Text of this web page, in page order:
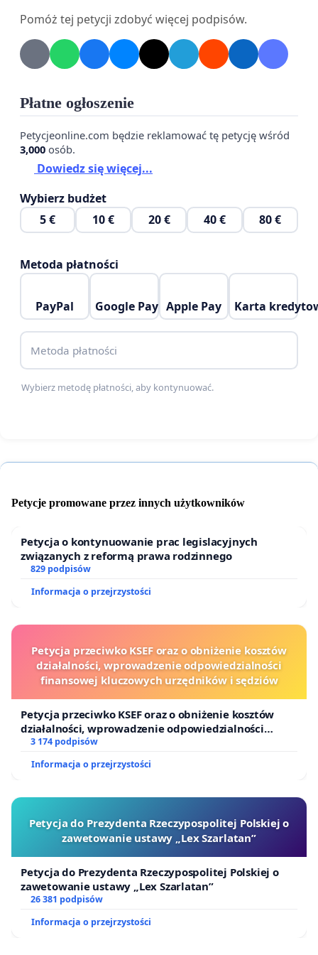
najemcy lokali użytkowych, przedstawiciele
wyrażamy stanowczy sprzeciw wobec planowanej
przebudowy kamienic przy ul. Józefa 9 i 11 oraz
Bożego Ciała 24 na luksusowy hotel.
- przymusową wyprowadzkę mieszkańców, w tym
osób żyjących tu od kilkudziesięciu lat,
- likwidację lokalnych biznesów współtworzących
niepowtarzalny klimat Kazimierza,
- dalszą komercjalizację i turystyfikację historycznej
dzielnicy kosztem jej społecznego i kulturowego
Dlaczego ta inwestycja budzi sprzeciw?
od urodzenia. Proponowane rekompensaty
wynajmu bądź zakupu mieszkania w Krakowie ani
Szczególnie osoby starsze znajdują się w trudnej
sytuacji.
Uważamy, że:
- wykwaterowanie powinno wiązać się z
odszkodowaniem na rzecz lokatorów,
- wykwaterowanie przed uzyskaniem wszystkich
decyzji administracyjnych budzi poważne
wątpliwości,
- interes społeczny mieszkańców powinien mieć
pierwszeństwo przed interesem komercyjnym
2. Ochrona lokalnej przedsiębiorczości
Pod wskazanymi adresami działają m.in.:
Bożego Ciała 24: Galeria Koloru, Sklep z płytami
Paul's Boutique, BC24
Pomóż tej petycji zdobyć więcej podpisów.
Płatne ogłoszenie
Petycjeonline.com będzie reklamować tę petycję wśród
3,000 osób.
Dowiedz się więcej...
Wybierz budżet
5 €
10 € 20 € 40 € 80 €
Metoda płatności
PayPal Google Pay Apple Pay Karta
Metoda płatności
Wybierz metodę płatności, aby kontynuować.
Petycje promowane przez innych użytkowników
Petycja o kontynuowanie prac legislacyjnych
związanych z reformą prawa rodzinnego
829 podpisów
Informacja o przejrzystości
Petycja przeciwko KSEF oraz o obniżenie kosztów
działalności, wprowadzenie odpowiedzialności
finansowej kluczowych urzędników i sędziów
Petycja przeciwko KSEF oraz o obniżenie kosztów
działalności, wprowadzenie odpowiedzialności
finansowej kluczowych urzędników i sędziów
3 174 podpisów
Informacja o przejrzystości
Petycja do Prezydenta Rzeczypospolitej Polskiej o
zawetowanie ustawy „Lex Szarlatan”
Petycja do Prezydenta Rzeczypospolitej Polskiej o
zawetowanie ustawy „Lex Szarlatan”
26 381 podpisów
Informacja o przejrzystości